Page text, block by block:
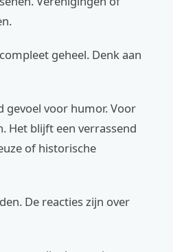
geheel. Denk aan
gevoel voor humor. Voor
Het blijft een verrassend
of historische
De reacties zijn over